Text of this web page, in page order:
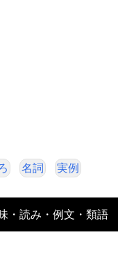
名詞 実例
・読み・例文・類語